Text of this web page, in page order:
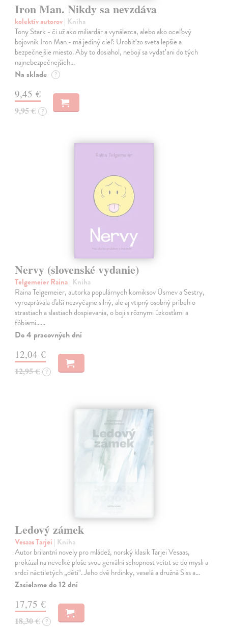
Iron Man. Nikdy sa nevzdáva
kolektív autorov| Kniha
Tony Stark - či už ako miliardár a vynálezca, alebo ako oceľový
bojovník Iron Man - má jediný cieľ: Urobiť zo sveta lepšie a
bezpečnejšie miesto. Aby to dosiahol, nebojí sa vydať ani do tých
najnebezpečnejších…
Na sklade ?
9,45 €
9,95 € ?
Nervy (slovenské vydanie)
Telgemeier Raina| Kniha
Raina Telgemeier, autorka populárnych komiksov Úsmev a Sestry,
vyrozprávala ďalší nezvyčajne silný, ale aj vtipný osobný príbeh o
strastiach a slastiach dospievania, o boji s rôznymi úzkosťami a
fóbiami...…
Do 4 pracovných dní
12,04 €
12,95 € ?
Ledový zámek
Vesaas Tarjei | Kniha
Autor brilantní novely pro mládež, norský klasik Tarjei Vesaas,
prokázal na nevelké ploše svou geniální schopnost vcítit se do mysli a
srdcí náctiletých „dětí“. Jeho dvě hrdinky, veselá a družná Siss a…
Zasielame do 12 dní
17,75 €
18,30 € ?